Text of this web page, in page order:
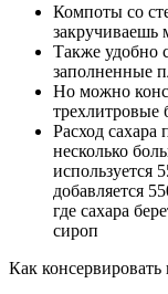
Компоты со
закручиваешь
Также удобно
заполненные
Но можно
трехлитровые
Расход сахара
несколько
используется
добавляется
где сахара
сироп
Как консервировать